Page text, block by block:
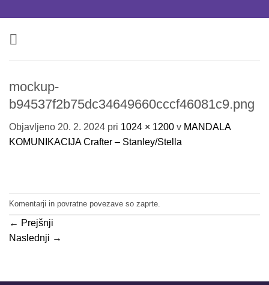
vsebino
mockup-
b94537f2b75dc34649660cccf46081c9.png
Objavljeno 20. 2. 2024 pri 1024 × 1200 v MANDALA
KOMUNIKACIJA Crafter – Stanley/Stella
Komentarji in povratne povezave so zaprte.
← Prejšnji
Naslednji →